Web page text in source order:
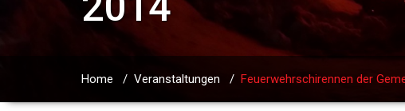
Home / Veranstaltungen / Feuerwehrschirennen der